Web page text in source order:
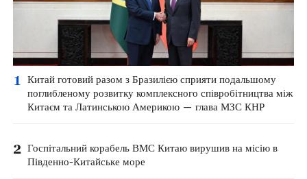
1
Китай готовий разом з Бразилією сприяти подальшому
поглибленому розвитку комплексного співробітництва між
Китаєм та Латинською Америкою — глава МЗС КНР
2 Госпітальний корабель ВМС Китаю вирушив на місію в
Південно-Китайське море